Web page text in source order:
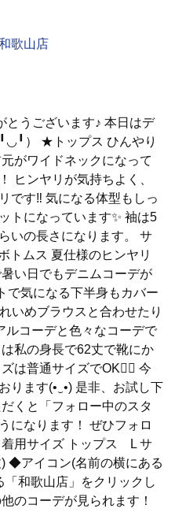
歌山店
とうございます♪ 本日はデ
） ★トップス ひんやり
がワイドネックになって
ヒンヤリが気持ちよく、
です‼️ 気になる体型もしっ
トになっています✨ 袖は5
いの長さになります。 サ
トムス 夏仕様のヒンヤリ
い日でもデニムコーデが
で気になる下半身もカバー
いめブラウスと合わせたり
ルコーデと色々なコーデで
私の身長で62丈で靴にか
は普通サイズでOK🙆‍♀️ 今
ります(•‿•) 是非、お試し下
くと「フォロー中のスタ
になります！ ぜひフォロ
用サイズ トップス L サ
◆アイコン(名前の横にある
和歌山店」をクリックし
のコーデが見られます！